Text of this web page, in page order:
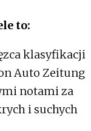
to:
klasyfikacji
Auto Zeitung
notami za
i suchych